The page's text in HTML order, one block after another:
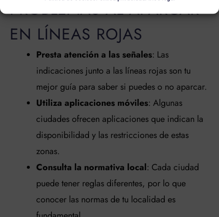
PROBLEMAS AL APARCAR
EN LÍNEAS ROJAS
Presta atención a las señales: Las
indicaciones junto a las líneas rojas son tu
mejor guía para saber si puedes o no aparcar.
Utiliza aplicaciones móviles: Algunas
ciudades ofrecen aplicaciones que indican la
disponibilidad y las restricciones de estas
zonas.
Consulta la normativa local: Cada ciudad
puede tener reglas diferentes, por lo que
conocer las normas de tu localidad es